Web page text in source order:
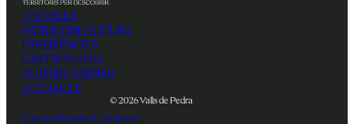
LES VALLS
PATRIMONI I NATURA
EXPERIÈNCIES
GASTRONOMIA
DORMIR I MENJAR
CONTACTE
© 2026 Valls de Pedra
Creació del projecte: Latipo.cat